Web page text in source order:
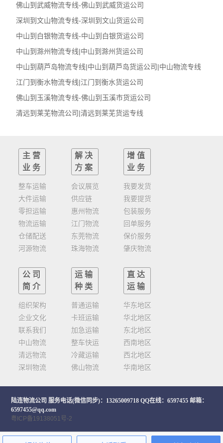
佛山到武威物流专线-佛山到武威货运公司
深圳到文山物流专线-深圳到文山货运公司
中山到白银物流专线-中山到白银货运公司
中山到滁州物流专线|中山到滁州货运公司
中山到葫芦岛物流专线|中山到葫芦岛货运公司|中山物流专线
江门到衡水物流专线|江门到衡水货运公司
佛山到玉溪物流专线-佛山到玉溪市货运公司
清远到莱芜物流公司|清远到莱芜货运专线
主营
业务
整车运输
大件运输
零担运输
物流运输
仓储配送
河源物流
解决
方案
会议展览
供应链
惠州物流
江门物流
东莞物流
珠海物流
增值
业务
我要发货
我要提货
包装服务
回单服务
保价服务
肇庆物流
公司
简介
组织架构
企业文化
联系我们
中山物流
清远物流
深圳物流
运输
种类
普通运输
卡班运输
加急运输
整车快运
冷藏运输
佛山物流
直达
运输
华东地区
华北地区
东北地区
西南地区
西北地区
华南地区
陆连物流公司 服务电话(微信同步)：13265009718 QQ在线：6597455 邮箱：
6597455@qq.com
粤ICP备19138051号-2